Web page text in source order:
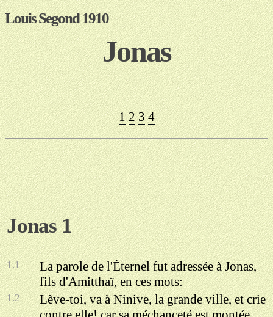
Louis Segond 1910
Jonas
1 2 3 4
Jonas 1
1.1
La parole de l'Éternel fut adressée à Jonas,
fils d'Amitthaï, en ces mots:
1.2
Lève-toi, va à Ninive, la grande ville, et crie